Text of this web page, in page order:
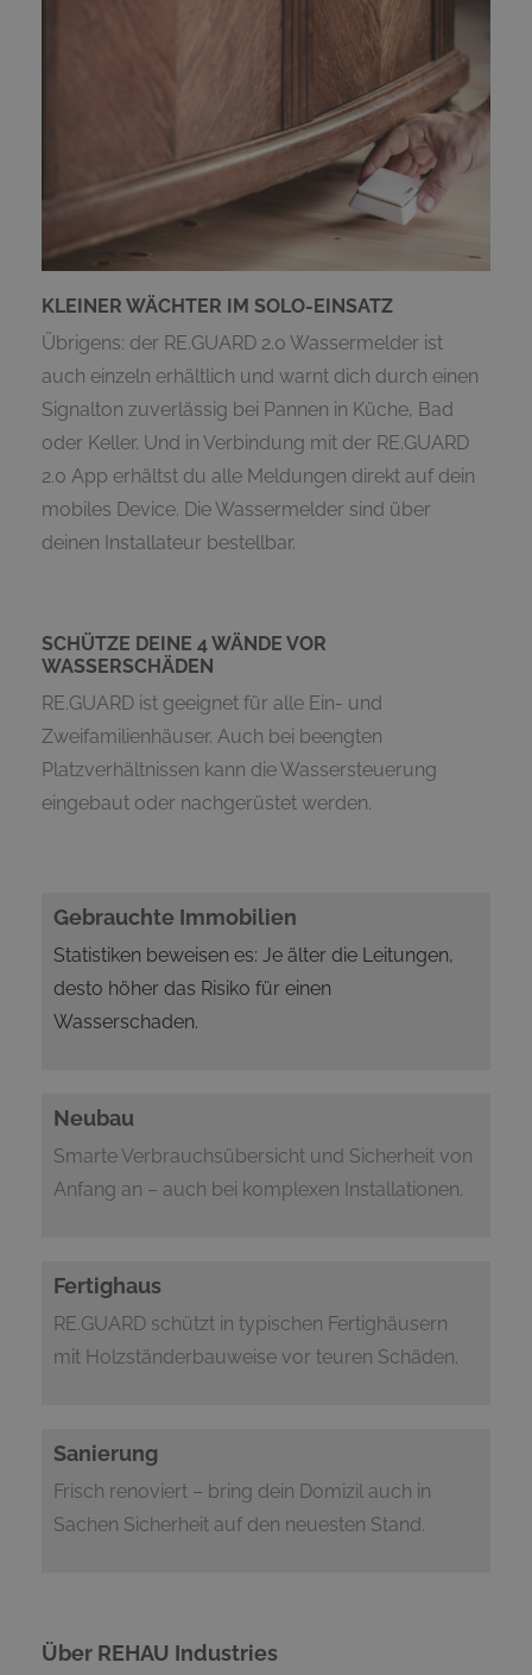
KLEINER WÄCHTER IM SOLO-EINSATZ
Übrigens: der RE.GUARD 2.0 Wassermelder ist
auch einzeln erhältlich und warnt dich durch einen
Signalton zuverlässig bei Pannen in Küche, Bad
oder Keller. Und in Verbindung mit der RE.GUARD
2.0 App erhältst du alle Meldungen direkt auf dein
mobiles Device. Die Wassermelder sind über
deinen Installateur bestellbar.
SCHÜTZE DEINE 4 WÄNDE VOR
WASSERSCHÄDEN
RE.GUARD ist geeignet für alle Ein- und
Zweifamilienhäuser. Auch bei beengten
Platzverhältnissen kann die Wassersteuerung
eingebaut oder nachgerüstet werden.
Gebrauchte Immobilien
Statistiken beweisen es: Je älter die Leitungen,
desto höher das Risiko für einen
Wasserschaden.
Neubau
Smarte Verbrauchsübersicht und Sicherheit von
Anfang an – auch bei komplexen Installationen.
Fertighaus
RE.GUARD schützt in typischen Fertighäusern
mit Holzständerbauweise vor teuren Schäden.
Sanierung
Frisch renoviert – bring dein Domizil auch in
Sachen Sicherheit auf den neuesten Stand.
Über REHAU Industries